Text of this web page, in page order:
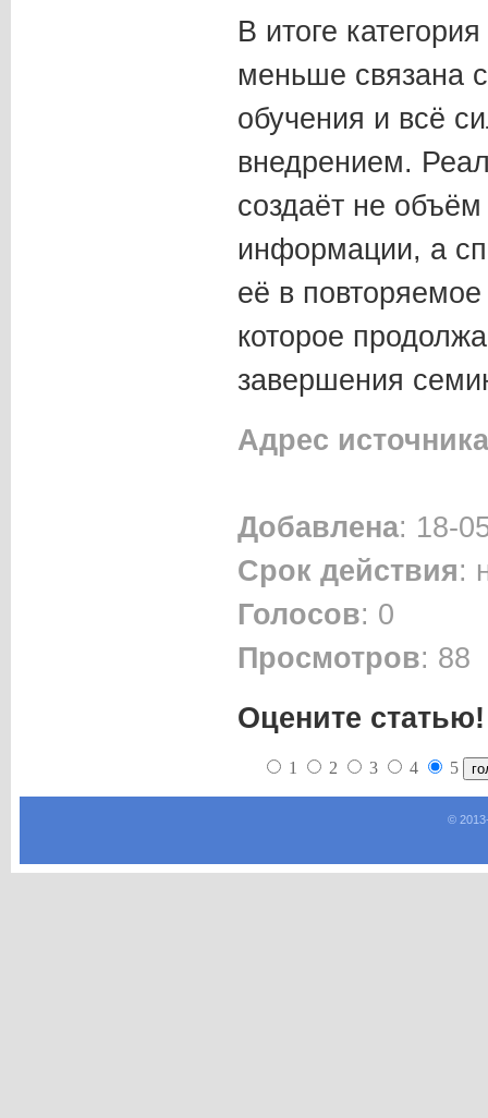
В итоге
меньше связана
обучения и всё
внедрением.
создаёт не
информации, а
её в
которое
завершения
Адрес источника
Добавлена: 18-
Срок действия:
Голосов: 0
Просмотров: 88
Оцените статью!
1 2 3 4 5
©